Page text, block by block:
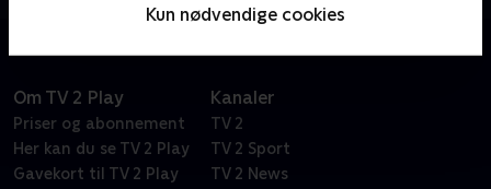
Kun nødvendige cookies
Om TV 2 Play
Priser og abonnement
Her kan du se TV 2 Play
Gavekort til TV 2 Play
Kanaler
TV 2
TV 2 Sport
TV 2 News